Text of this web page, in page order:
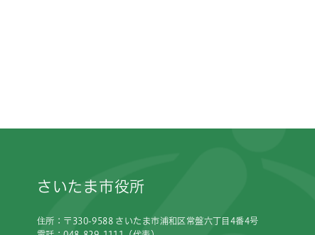
さいたま市役所
住所：〒330-9588 さいたま市浦和区常盤六丁目4番4号